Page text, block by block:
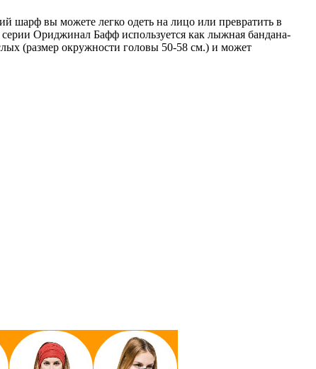
шарф вы можете легко одеть на лицо или превратить в
Ориджинал Бафф используется как лыжная бандана-
(размер окружности головы 50-58 см.) и может